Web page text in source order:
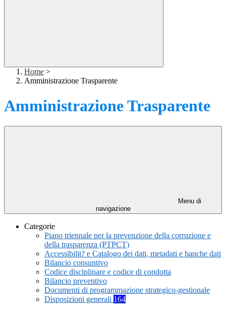
Home >
Amministrazione Trasparente
Amministrazione Trasparente
Menu di
navigazione
Categorie
Piano triennale per la prevenzione della corruzione e
della trasparenza (PTPCT)
Accessibilit? e Catalogo dei dati, metadati e banche dati
Bilancio consuntivo
Codice disciplinare e codice di condotta
Bilancio preventivo
Documenti di programmazione strategico-gestionale
Disposizioni generali 164